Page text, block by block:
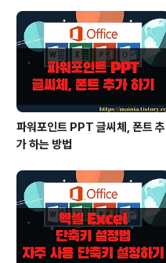
파워포인트 PPT 글씨체, 폰트 추
가 하는 방법